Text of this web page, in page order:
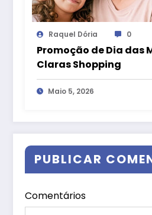
Raquel Dória 0
Promoção de Dia das
Claras Shopping
Maio 5, 2026
PUBLICAR
Comentários